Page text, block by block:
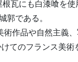
瓦にも白漆喰を
郭である。
作品や自然主義、
てのフランス美術